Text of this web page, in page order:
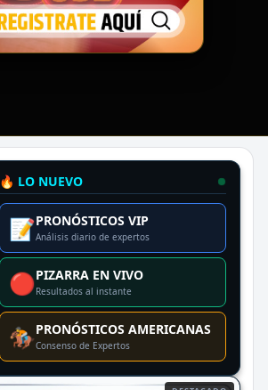
🔥 LO NUEVO
📝PRONÓSTICOS VIP
Análisis diario de expertos
🔴PIZARRA EN VIVO
Resultados al instante
🏇PRONÓSTICOS AMERICANAS
Consenso de Expertos